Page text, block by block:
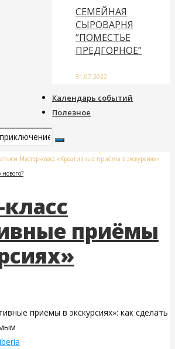
СЕМЕЙНАЯ
СЫРОВАРНЯ
“ПОМЕСТЬЕ
ПРЕДГОРНОЕ”
31.07.2022
Календарь событий
Полезное
Мастер-класс «Креативные приёмы в экскурсиях»
нового?
приёмы
приёмы в экскурсиях»: как сделать